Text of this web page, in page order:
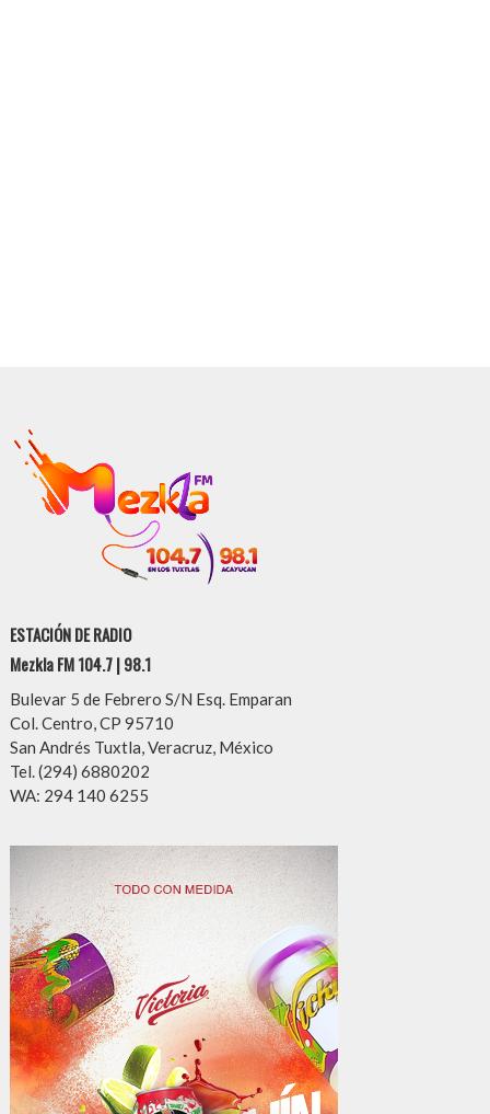
ESTACIÓN DE RADIO
Mezkla FM 104.7 | 98.1
Bulevar 5 de Febrero S/N Esq. Emparan
Col. Centro, CP 95710
San Andrés Tuxtla, Veracruz, México
Tel. (294) 6880202
WA: 294 140 6255